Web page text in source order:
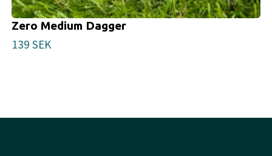
Zero Medium Dagger
139 SEK